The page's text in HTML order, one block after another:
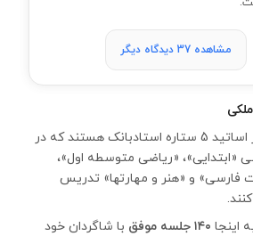
مشاهده 37 دیدگاه دیگر
استاد ملکی از اساتید 5 ستاره استادبانک هستند که در
«ابتدایی»، «ریاضی متوسطه اول»،
فارسی» و «هنر و مهارتها» تدریس
اینجا ۱۴۰ جلسه موفق
با شاگردان خود